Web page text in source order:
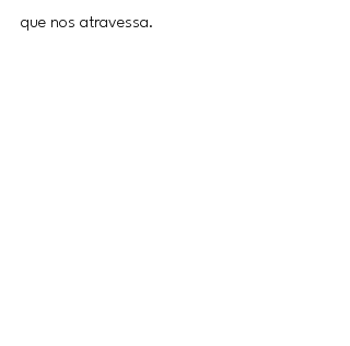
que nos atravessa.